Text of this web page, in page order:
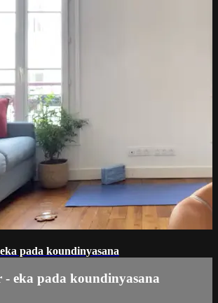
pada koundinyasana
- eka pada koundinyasana